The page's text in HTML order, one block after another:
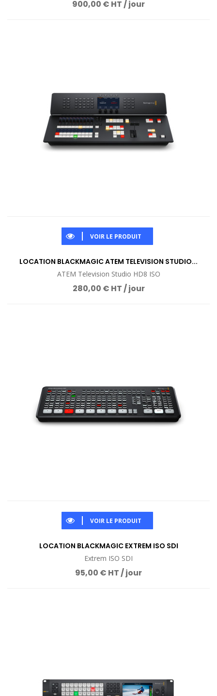
900,00 € HT / jour
VOIR LE PRODUIT
LOCATION BLACKMAGIC ATEM TELEVISION STUDIO...
ATEM Television Studio HD8 ISO
280,00 € HT / jour
VOIR LE PRODUIT
LOCATION BLACKMAGIC EXTREM ISO SDI
Extrem ISO SDI
95,00 € HT / jour